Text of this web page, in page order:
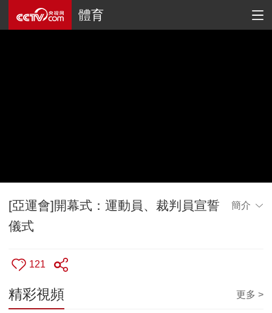
體育
[亞運會]開幕式：運動員、裁判員宣誓
儀式
簡介
121
精彩視頻 更多 >